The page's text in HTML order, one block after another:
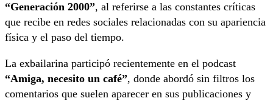
“Generación 2000”, al referirse a las constantes críticas
que recibe en redes sociales relacionadas con su apariencia
física y el paso del tiempo.
La exbailarina participó recientemente en el podcast
“Amiga, necesito un café”, donde abordó sin filtros los
comentarios que suelen aparecer en sus publicaciones y